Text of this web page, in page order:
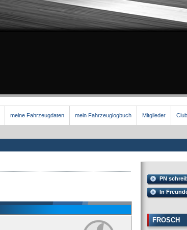
meine Fahrzeugdaten mein Fahrzeuglogbuch Mitglieder
PN
In
FROSCH